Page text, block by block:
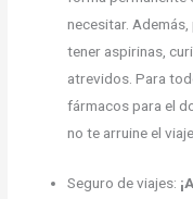
necesitar. Además,
tener aspirinas,
atrevidos. Para
fármacos para el
no te arruine el
Seguro de viajes: